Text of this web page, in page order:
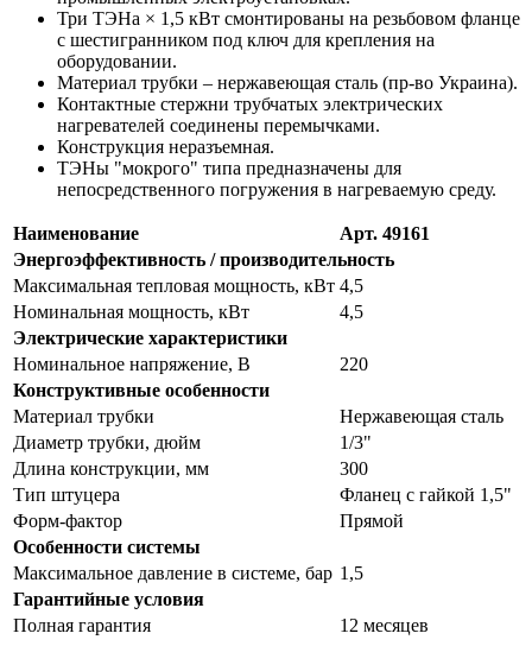
Три ТЭНа × 1,5 кВт смонтированы на резьбовом фланце
с шестигранником под ключ для крепления на
оборудовании.
Материал трубки – нержавеющая сталь (пр-во Украина).
Контактные стержни трубчатых электрических
нагревателей соединены перемычками.
Конструкция неразъемная.
ТЭНы "мокрого" типа предназначены для
непосредственного погружения в нагреваемую среду.
Наименование
Арт. 49161
Энергоэффективность / производительность
Максимальная тепловая мощность, кВт 4,5
Номинальная мощность, кВт
4,5
Электрические характеристики
Номинальное напряжение, В
220
Конструктивные особенности
Материал трубки
Нержавеющая сталь
Диаметр трубки, дюйм
1/3"
Длина конструкции, мм
300
Тип штуцера
Фланец с гайкой 1,5"
Форм-фактор
Прямой
Особенности системы
Максимальное давление в системе, бар 1,5
Гарантийные условия
Полная гарантия
12 месяцев